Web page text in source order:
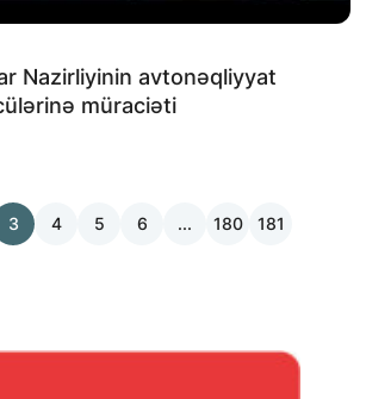
Nazirliyinin avtonəqliyyat
müraciəti
3 4 5 6 ... 180 181